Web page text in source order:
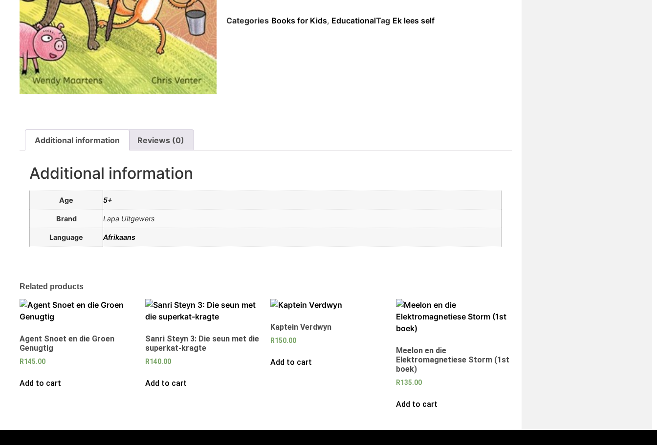
Categories Books for Kids, EducationalTag Ek lees self
Additional information Reviews (0)
Additional information
Age 5+
Brand Lapa Uitgewers
Language Afrikaans
Related products
Agent Snoet en die Groen
Genugtig
R145.00
Add to cart
Sanri Steyn 3: Die seun met die
superkat-kragte
R140.00
Add to cart
Kaptein Verdwyn
R150.00
Add to cart
Meelon en die
Elektromagnetiese Storm (1st
boek)
R135.00
Add to cart